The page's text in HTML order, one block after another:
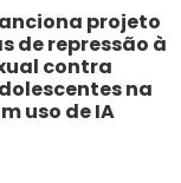
projeto
de repressão à
contra
na
uso de IA